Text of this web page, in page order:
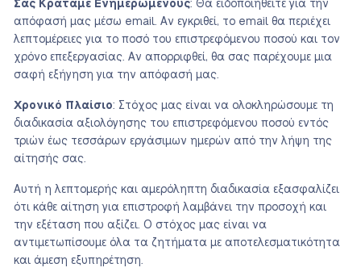
Σας Κρατάμε Ενημερωμένους: Θα ειδοποιηθείτε για την
απόφασή μας μέσω email. Αν εγκριθεί, το email θα περιέχει
λεπτομέρειες για το ποσό του επιστρεφόμενου ποσού και τον
χρόνο επεξεργασίας. Αν απορριφθεί, θα σας παρέχουμε μια
σαφή εξήγηση για την απόφασή μας.
Χρονικό Πλαίσιο: Στόχος μας είναι να ολοκληρώσουμε τη
διαδικασία αξιολόγησης του επιστρεφόμενου ποσού εντός
τριών έως τεσσάρων εργάσιμων ημερών από την λήψη της
αίτησής σας.
Αυτή η λεπτομερής και αμερόληπτη διαδικασία εξασφαλίζει
ότι κάθε αίτηση για επιστροφή λαμβάνει την προσοχή και
την εξέταση που αξίζει. Ο στόχος μας είναι να
αντιμετωπίσουμε όλα τα ζητήματα με αποτελεσματικότητα
και άμεση εξυπηρέτηση.